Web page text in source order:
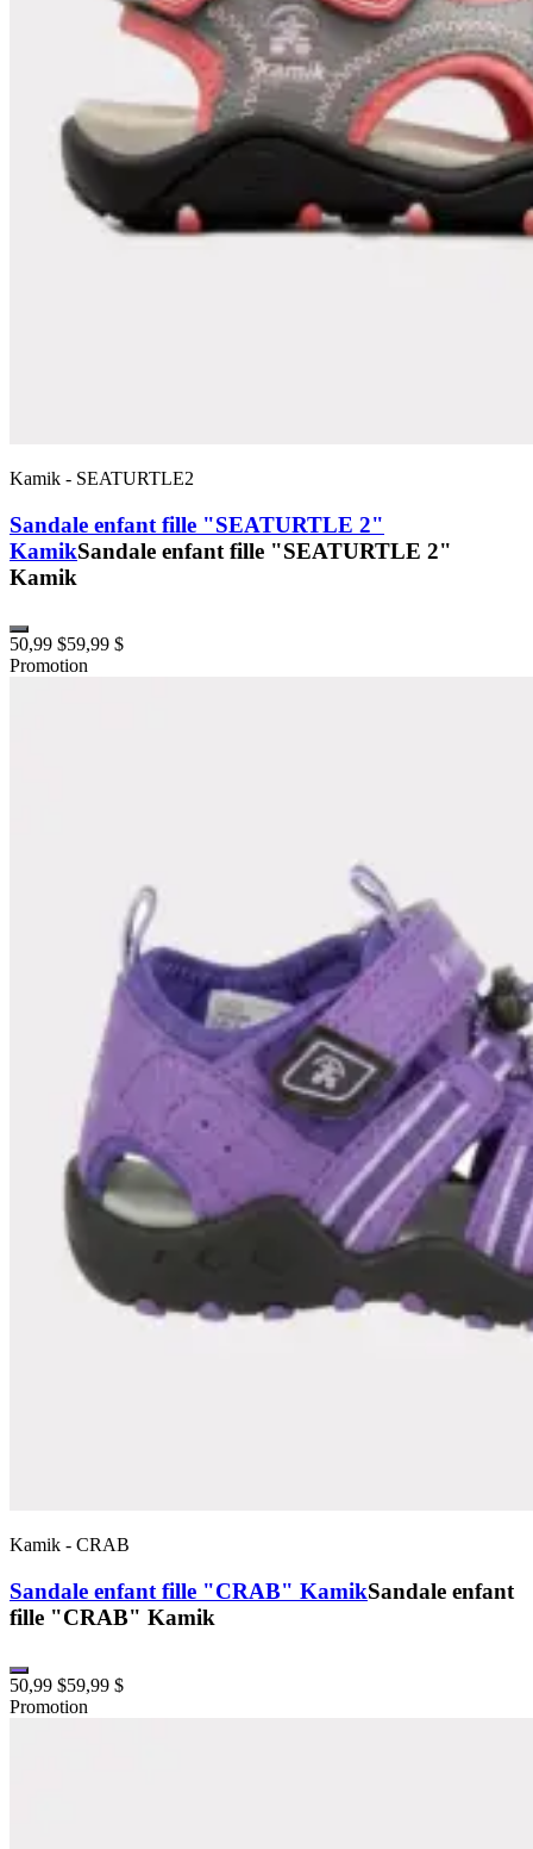
Kamik - SEATURTLE2
Sandale enfant fille "SEATURTLE 2"
KamikSandale enfant fille "SEATURTLE 2"
Kamik
50,99 $59,99 $
Promotion
Kamik - CRAB
Sandale enfant fille "CRAB" KamikSandale enfant
fille "CRAB" Kamik
50,99 $59,99 $
Promotion